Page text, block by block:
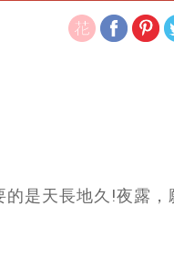
是天長地久!夜露，